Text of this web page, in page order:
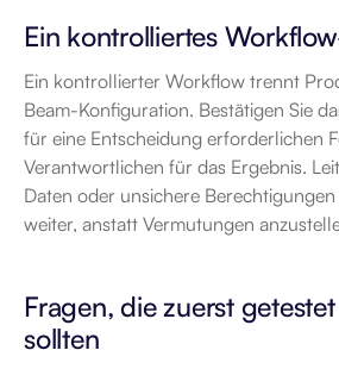
Ein kontrolliertes
Ein kontrollierter Workflow trennt
Beam-Konfiguration. Bestätigen Sie
für eine Entscheidung erforderlichen
Verantwortlichen für das Ergebnis.
Daten oder unsichere
weiter, anstatt Vermutungen
Fragen, die zuerst
sollten